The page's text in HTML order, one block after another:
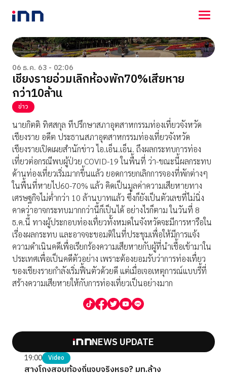
NEWS
ENTERTAINMENT
LIFESTYLE
HOROSCOPE
LOTTERY
VIDEO
ร่วมด้วยช่วยกัน
06 ธ.ค. 63 - 02:06
เชียงรายอ่วมเลิกห้องพัก70%เสียหาย
กว่า10ล้าน
ข่าว
นายกิตติ ทิศสกุล ทีปรึกษาสภาอุตสาหกรรมท่องเที่ยวจังหวัด
เชียงราย อดีต ประธานสภาอุตสาหกรรมท่องเที่ยวจังหวัด
เชียงรายเปิดเผยสำนักข่าว ไอ.เอ็น.เอ็น. ถึงผลกระทบการท่อง
เที่ยวต่อกรณีพบผู้ป่วย COVID-19 ในพื้นที่ ว่า-ขณะนี้ผลกระทบ
ด้านท่องเที่ยวเริ่มมากขึ้นแล้ว ยอดการยกเลิกการจองที่พักต่างๆ
ในพื้นที่หายไป60-70% แล้ว คิดเป็นมูลค่าความเสียหายทาง
เศรษฐกิจไม่ต่ำกว่า 10 ล้านบาทแล้ว ซึ่งก็ยังเป็นตัวเลขที่ไม่นิ่ง
คาดว่าอาจกระทบมากกว่านี้ก็เป็นได้ อย่างไรก็ตาม ในวันที่ 8
ธ.ค.นี้ ทางผู้ประกอบท่องเทื่ยวทั้งหมดในจังหวัดจะมีการหารือใน
เรี่องผลกระทบ และอาจจะขอมติในที่ประชุมเพื่อให้มีการแจ้ง
ความดำเนินคดีเพื่อเรียกร้องความเสียหายกับผู้ที่นำเชื้อเข้ามาใน
ประเทศเพื่อเป็นคดีตัวอย่าง เพราะต้องยอมรับว่าการท่องเทื่ยว
ของเชียงรายกำลังเริ่มฟื้นตัวด้วยดี แต่เมื่อเจอเหตุการณ์แบบรี้ที่
สร้างความเสียหายให้กับการท่องเที่ยวเป็นอย่างมาก
NEWS UPDATE
19:00 Video
สางโกงสอบท้องถิ่นจบจริงหรอ? มท.ล้าง